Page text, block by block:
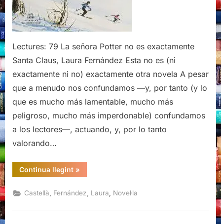
Lectures: 79 La señora Potter no es exactamente
Santa Claus, Laura Fernández Esta no es (ni
exactamente ni no) exactamente otra novela A pesar
que a menudo nos confundamos —y, por tanto (y lo
que es mucho más lamentable, mucho más
peligroso, mucho más imperdonable) confundamos
a los lectores—, actuando, y, por lo tanto
valorando…
Continua llegint“La
señora
no
es
Santa
»
Castellà Fernández, Laura Novel·la